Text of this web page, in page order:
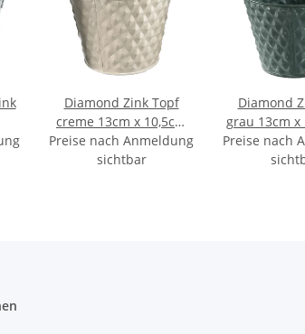
Diamond Zink Topf
creme 13cm x 10,5cm
ES 12
Preise nach Anmeldung
sichtbar
Diamond
grau 13cm x
13
Preise nach